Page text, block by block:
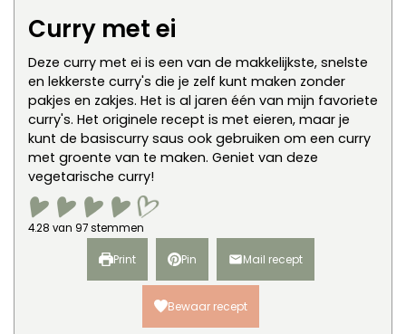
Curry met ei
Deze curry met ei is een van de makkelijkste, snelste
en lekkerste curry's die je zelf kunt maken zonder
pakjes en zakjes. Het is al jaren één van mijn favoriete
curry's. Het originele recept is met eieren, maar je
kunt de basiscurry saus ook gebruiken om een curry
met groente van te maken. Geniet van deze
vegetarische curry!
4.28 van 97stemmen
Print Pin Mail recept
Bewaar recept